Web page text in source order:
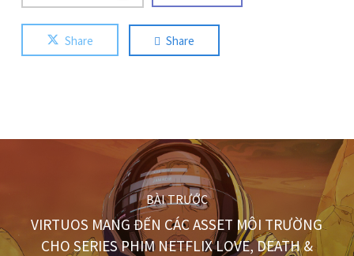
Share Share
BÀI TRƯỚC
VIRTUOS MANG ĐẾN CÁC ASSET MÔI TRƯỜNG
CHO SERIES PHIM NETFLIX LOVE, DEATH &